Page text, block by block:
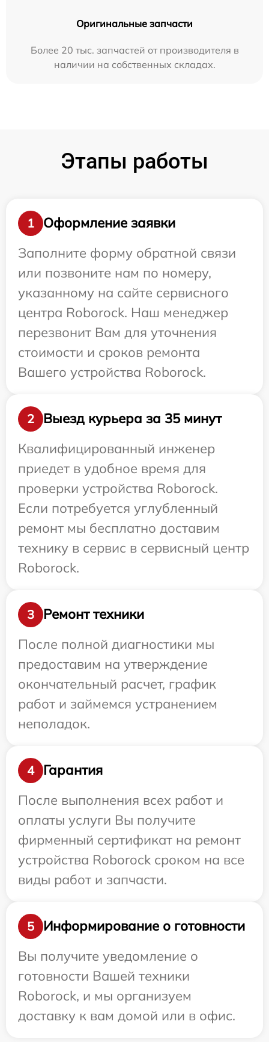
Оригинальные запчасти
Более 20 тыс. запчастей от производителя в
наличии на собственных складах.
Этапы работы
1
Оформление заявки
Заполните форму обратной связи
или позвоните нам по номеру,
указанному на сайте сервисного
центра Roborock. Наш менеджер
перезвонит Вам для уточнения
стоимости и сроков ремонта
Вашего устройства Roborock.
2
Выезд курьера за 35 минут
Квалифицированный инженер
приедет в удобное время для
проверки устройства Roborock.
Если потребуется углубленный
ремонт мы бесплатно доставим
технику в сервис в сервисный центр
Roborock.
3
Ремонт техники
После полной диагностики мы
предоставим на утверждение
окончательный расчет, график
работ и займемся устранением
неполадок.
4
Гарантия
После выполнения всех работ и
оплаты услуги Вы получите
фирменный сертификат на ремонт
устройства Roborock сроком на все
виды работ и запчасти.
5
Информирование о готовности
Вы получите уведомление о
готовности Вашей техники
Roborock, и мы организуем
доставку к вам домой или в офис.